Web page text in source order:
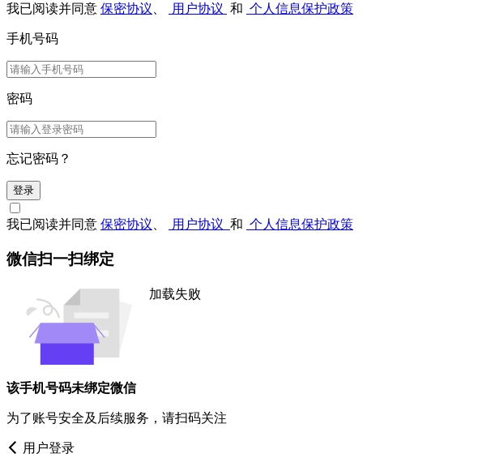
我已阅读并同意 保密协议 用户协议 和 个人信息保护政策
手机号码
密码
忘记密码？
登录
我已阅读并同意 保密协议 用户协议 和 个人信息保护政策
微信扫一扫绑定
加载失败
该手机号码未绑定微信
为了账号安全及后续服务，请扫码关注
用户登录